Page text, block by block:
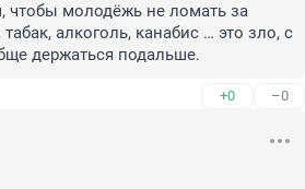
чтобы молодёжь не ломать за
алкоголь, канабис … это зло, с
держаться подальше.
+0 –0